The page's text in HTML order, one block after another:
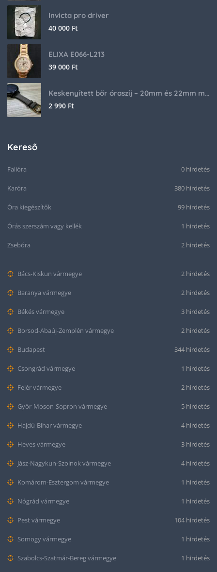
Invicta pro driver
40 000 Ft
ELIXA E066-L213
39 000 Ft
Keskenyített bőr óraszíj – 20mm és 22mm méretben
2 990 Ft
Kereső
Falióra 0 hirdetés
Karóra 380 hirdetés
Óra kiegészítők 99 hirdetés
Órás szerszám vagy kellék 1 hirdetés
Zsebóra 2 hirdetés
Bács-Kiskun vármegye 2 hirdetés
Baranya vármegye 2 hirdetés
Békés vármegye 3 hirdetés
Borsod-Abaúj-Zemplén vármegye 2 hirdetés
Budapest 344 hirdetés
Csongrád vármegye 1 hirdetés
Fejér vármegye 2 hirdetés
Győr-Moson-Sopron vármegye 5 hirdetés
Hajdú-Bihar vármegye 4 hirdetés
Heves vármegye 3 hirdetés
Jász-Nagykun-Szolnok vármegye 4 hirdetés
Komárom-Esztergom vármegye 1 hirdetés
Nógrád vármegye 1 hirdetés
Pest vármegye 104 hirdetés
Somogy vármegye 1 hirdetés
Szabolcs-Szatmár-Bereg vármegye 1 hirdetés